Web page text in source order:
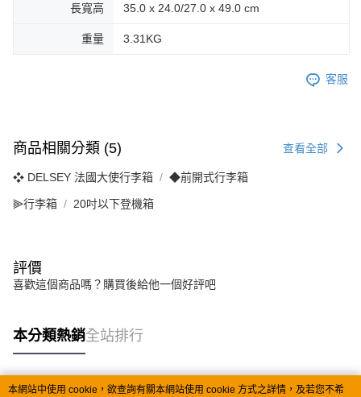
長寬高 35.0 x 24.0/27.0 x 49.0 cm
重量 3.31KG
客服
商品相關分類 (5) 查看全部
❖ DELSEY 法國大使行李箱 ◆前開式行李箱
⫸行李箱 20吋以下登機箱
評價
喜歡這個商品嗎？購買後給他一個好評吧
本分類熱銷全站排行
本網站中使用 cookie，欲查詢有關本網站使用 cookie 方式之詳情，及若您不希